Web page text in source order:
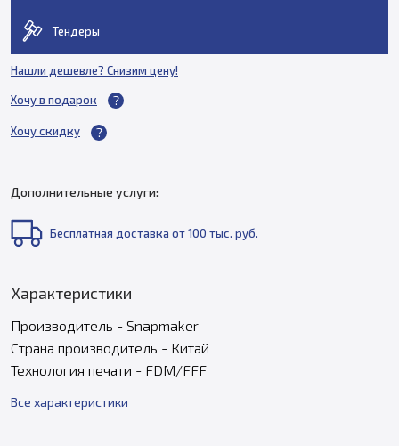
Тендеры
Нашли дешевле? Снизим цену!
Хочу в подарок
Хочу скидку
Дополнительные услуги:
Бесплатная доставка от 100 тыс. руб.
Характеристики
Производитель - Snapmaker
Страна производитель - Китай
Технология печати - FDM/FFF
Все характеристики